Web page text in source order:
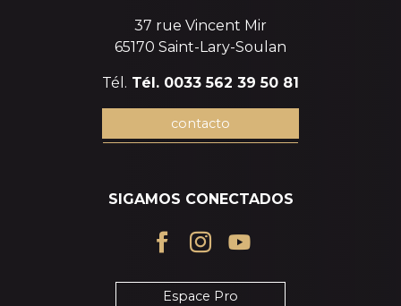
37 rue Vincent Mir
65170 Saint-Lary-Soulan
Tél. Tél. 0033 562 39 50 81
contacto
SIGAMOS CONECTADOS
Espace Pro